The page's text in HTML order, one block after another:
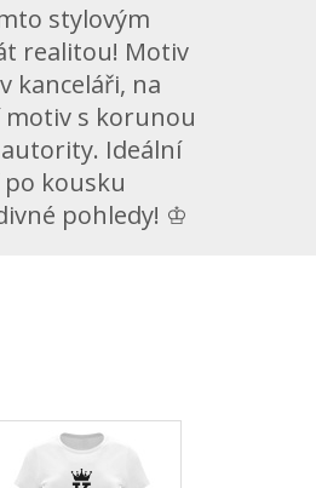
stylovým
realitou! Motiv
kanceláři, na
s korunou
Ideální
kousku
pohledy! ♔